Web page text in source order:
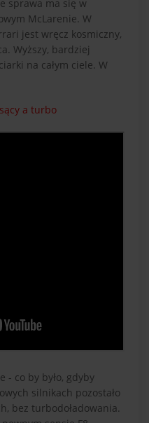
sprawa ma się w
McLarenie. W
jest wręcz kosmiczny,
Wyższy, bardziej
na całym ciele. W
a turbo
- co by było, gdyby
silnikach pozostało
bez turbodoładowania.